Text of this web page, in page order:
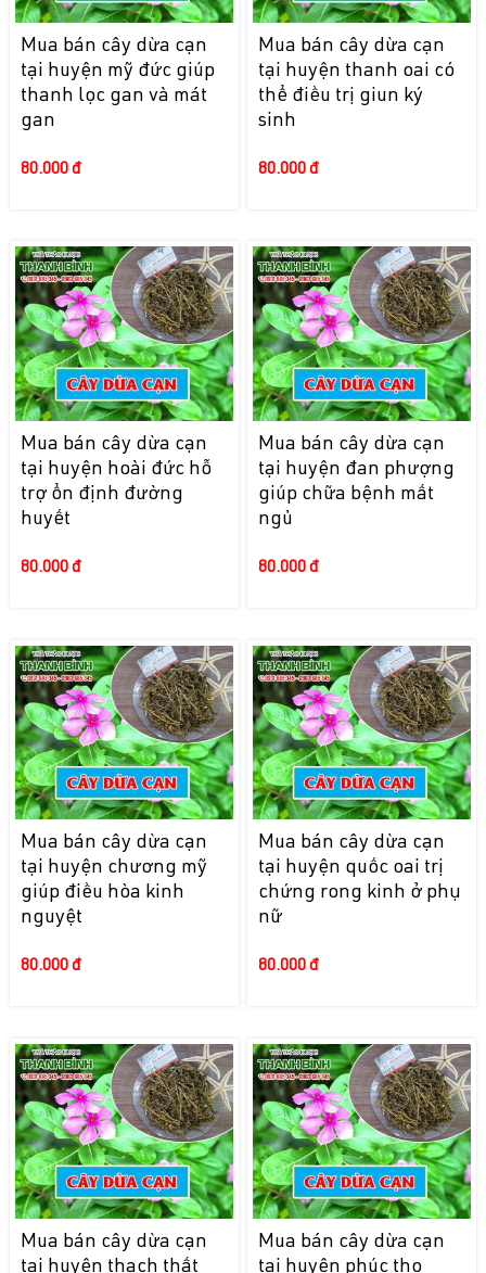
Mua bán cây dừa cạn
tại huyện mỹ đức giúp
thanh lọc gan và mát
gan
80.000 đ
Mua bán cây dừa cạn
tại huyện thanh oai có
thể điều trị giun ký
sinh
80.000 đ
Mua bán cây dừa cạn
tại huyện hoài đức hỗ
trợ ổn định đường
huyết
80.000 đ
Mua bán cây dừa cạn
tại huyện đan phượng
giúp chữa bệnh mất
ngủ
80.000 đ
Mua bán cây dừa cạn
tại huyện chương mỹ
giúp điều hòa kinh
nguyệt
80.000 đ
Mua bán cây dừa cạn
tại huyện quốc oai trị
chứng rong kinh ở phụ
nữ
80.000 đ
Mua bán cây dừa cạn
tại huyện thạch thất
Mua bán cây dừa cạn
tại huyện phúc thọ